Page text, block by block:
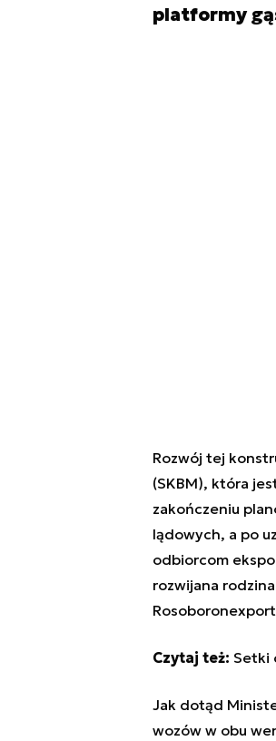
platformy
Rozwój tej
(SKBM), która
zakończeniu
lądowych, a po
odbiorcom
rozwijana
Czytaj też: Setki
Jak dotąd
wozów w obu